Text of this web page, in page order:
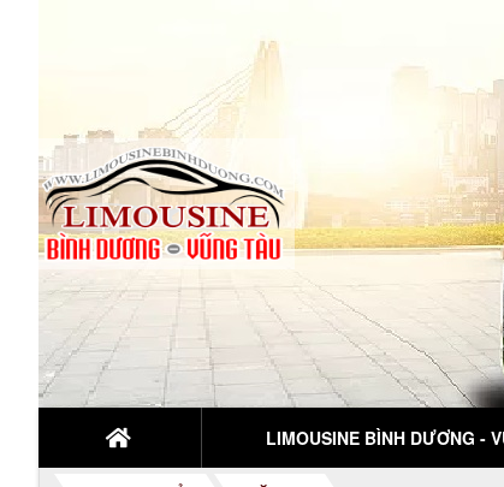
LIMOUSINE BÌNH DƯƠNG -